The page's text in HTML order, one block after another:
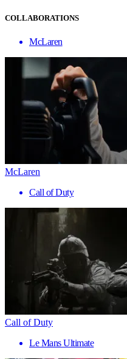
COLLABORATIONS
McLaren
McLaren
Call of Duty
Call of Duty
Le Mans Ultimate